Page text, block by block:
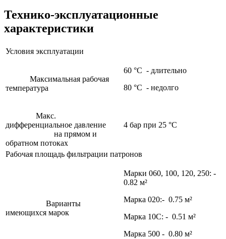
Технико-эксплуатационные
характеристики
Условия эксплуатации
Максимальная рабочая
температура
60 °C - длительно
80 °C - недолго
Макс.
дифференциальное давление
на прямом и
обратном потоках
4 бар при 25 °C
Рабочая площадь фильтрации патронов
Варианты
имеющихся марок
Марки 060, 100, 120, 250: -
0.82 м²
Марка 020:- 0.75 м²
Марка 10C: - 0.51 м²
Марка 500 - 0.80 м²